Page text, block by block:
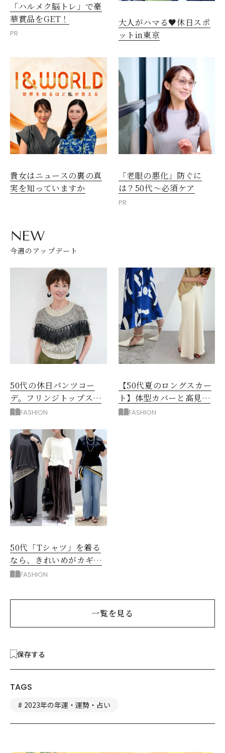
「ハルメク脳トレ」で豪
華賞品をGET！
PR
大人がハマる♥休日スポ
ットin東京
貴女はニュースの裏の真
実を知っていますか
「老眼の悪化」防ぐに
は？50代～必須ケア
PR
NEW
今週のアップデート
50代の休日パンツコー
デ。フリンジトップスを
主役に洗練アースカラー
FASHION
【50代夏のロングスカー
ト】体型カバーと高見え
を叶える4コーデ
FASHION
50代「Tシャツ」を着る
なら、きれいめがカギ！
部屋着に見えないコツ
FASHION
一覧を見る
保存する
TAGS
2023年の年運・運勢・占い